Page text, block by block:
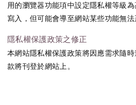
用的瀏覽器功能項中設定隱私權等級
寫入，但可能會導至網站某些功能無法
隱私權保護政策之修正
本網站隱私權保護政策將因應需求隨
款將刊登於網站上。